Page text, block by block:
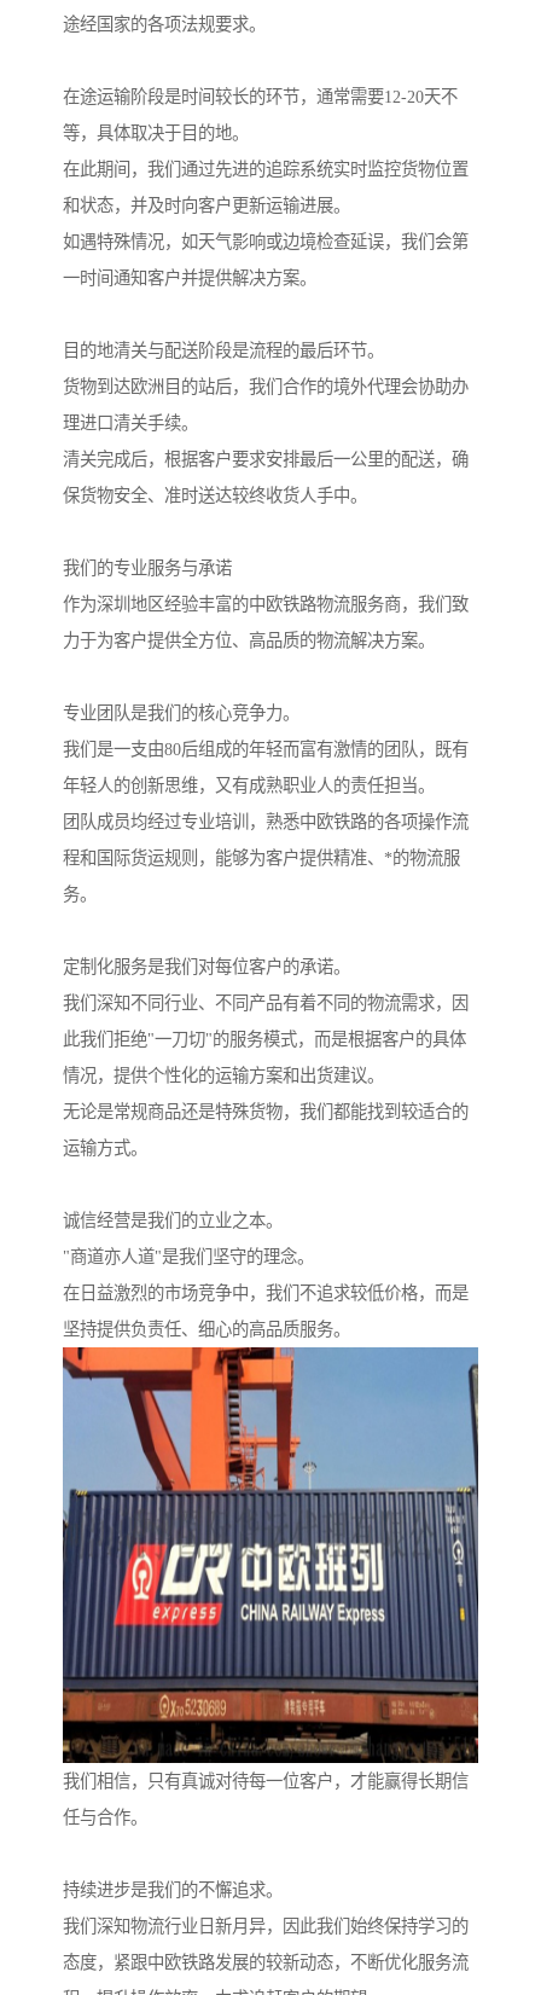
途经国家的各项法规要求。
在途运输阶段是时间较长的环节，通常需要12-20天不
等，具体取决于目的地。
在此期间，我们通过先进的追踪系统实时监控货物位置
和状态，并及时向客户更新运输进展。
如遇特殊情况，如天气影响或边境检查延误，我们会第
一时间通知客户并提供解决方案。
目的地清关与配送阶段是流程的最后环节。
货物到达欧洲目的站后，我们合作的境外代理会协助办
理进口清关手续。
清关完成后，根据客户要求安排最后一公里的配送，确
保货物安全、准时送达较终收货人手中。
我们的专业服务与承诺
作为深圳地区经验丰富的中欧铁路物流服务商，我们致
力于为客户提供全方位、高品质的物流解决方案。
专业团队是我们的核心竞争力。
我们是一支由80后组成的年轻而富有激情的团队，既有
年轻人的创新思维，又有成熟职业人的责任担当。
团队成员均经过专业培训，熟悉中欧铁路的各项操作流
程和国际货运规则，能够为客户提供精准、*的物流服
务。
定制化服务是我们对每位客户的承诺。
我们深知不同行业、不同产品有着不同的物流需求，因
此我们拒绝"一刀切"的服务模式，而是根据客户的具体
情况，提供个性化的运输方案和出货建议。
无论是常规商品还是特殊货物，我们都能找到较适合的
运输方式。
诚信经营是我们的立业之本。
"商道亦人道"是我们坚守的理念。
在日益激烈的市场竞争中，我们不追求较低价格，而是
坚持提供负责任、细心的高品质服务。
我们相信，只有真诚对待每一位客户，才能赢得长期信
任与合作。
持续进步是我们的不懈追求。
我们深知物流行业日新月异，因此我们始终保持学习的
态度，紧跟中欧铁路发展的较新动态，不断优化服务流